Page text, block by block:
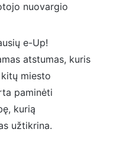
nuovargio
e-Up!
atstumas, kuris
miesto
paminėti
kurią
užtikrina.